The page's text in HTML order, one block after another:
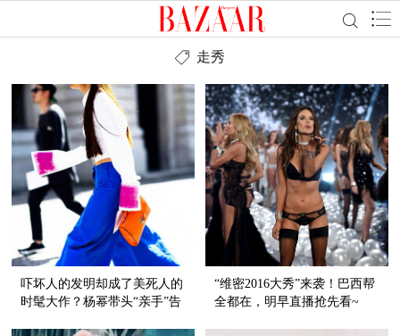
走秀
吓坏人的发明却成了美死人的
时髦大作？杨幂带头“亲手”告
“维密2016大秀”来袭！巴西帮
全都在，明早直播抢先看~